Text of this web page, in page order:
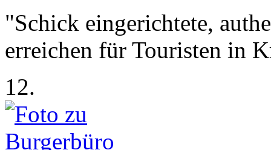
"Schick eingerichtete,
erreichen für Touristen in
12.